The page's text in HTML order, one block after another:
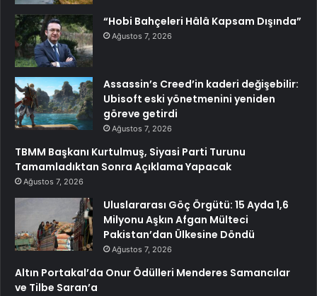
“Hobi Bahçeleri Hâlâ Kapsam Dışında”
Ağustos 7, 2026
Assassin’s Creed’in kaderi değişebilir:
Ubisoft eski yönetmenini yeniden
göreve getirdi
Ağustos 7, 2026
TBMM Başkanı Kurtulmuş, Siyasi Parti Turunu
Tamamladıktan Sonra Açıklama Yapacak
Ağustos 7, 2026
Uluslararası Göç Örgütü: 15 Ayda 1,6
Milyonu Aşkın Afgan Mülteci
Pakistan’dan Ülkesine Döndü
Ağustos 7, 2026
Altın Portakal’da Onur Ödülleri Menderes Samancılar
ve Tilbe Saran’a